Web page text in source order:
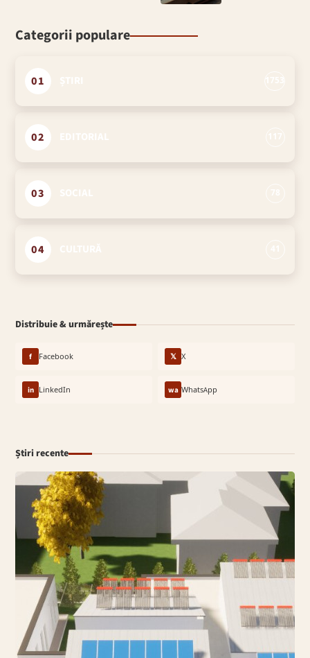
Categorii populare
01
02
03
04
Distribuie & urmărește
f Facebook 𝕏 X
in LinkedIn wa WhatsApp
Știri recente